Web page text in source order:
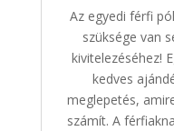
Az egyedi férfi
szüksége van
kivitelezéséhez!
kedves
meglepetés,
számít. A